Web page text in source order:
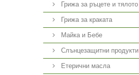
Грижа за ръцете и тялото
Грижа за краката
Майка и Бебе
Слънцезащитни продукти
Етерични масла